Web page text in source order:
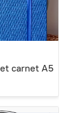
carnet A5